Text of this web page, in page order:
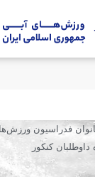
فدراسیون
کنکور